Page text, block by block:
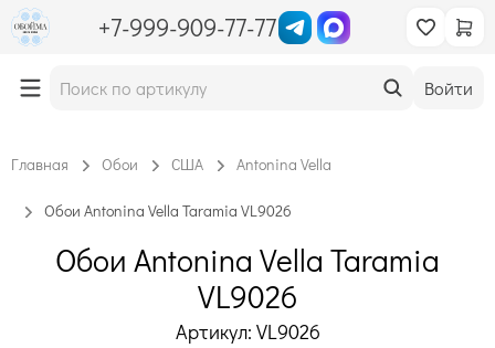
+7-999-909-77-77
Войти
Главная Обои США Antonina Vella
Обои Antonina Vella Taramia VL9026
Обои Antonina Vella Taramia
VL9026
Артикул: VL9026